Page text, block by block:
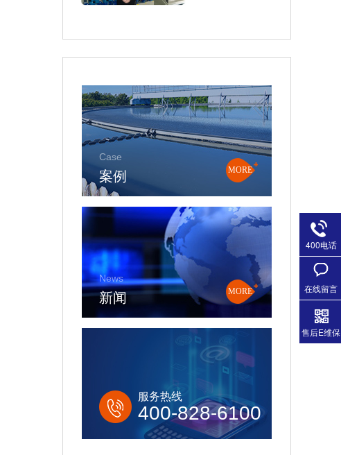
Case
案例 MORE
News
新闻 MORE
服务热线
400-828-6100
400电话
在线留言
售后E维保